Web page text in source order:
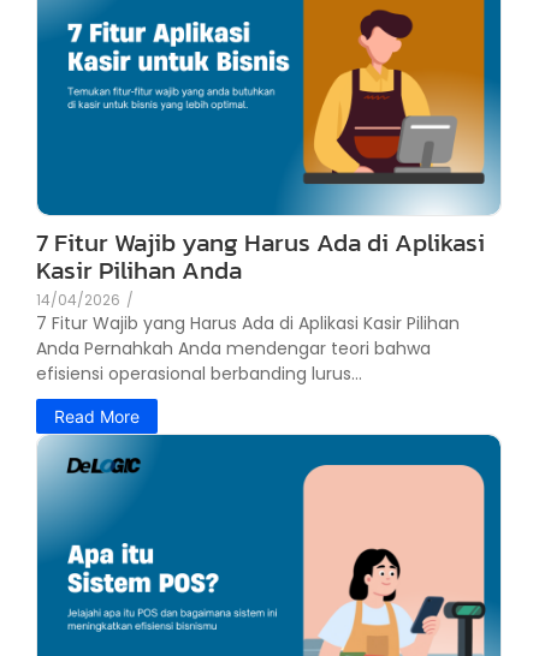
7 Fitur Wajib yang Harus Ada di Aplikasi
Kasir Pilihan Anda
14/04/2026 /
7 Fitur Wajib yang Harus Ada di Aplikasi Kasir Pilihan
Anda Pernahkah Anda mendengar teori bahwa
efisiensi operasional berbanding lurus...
Read More